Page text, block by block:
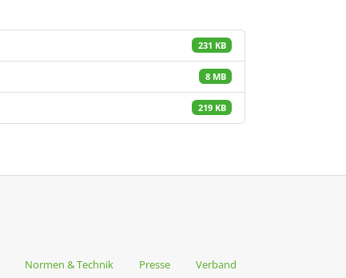
231 KB
8 MB
219 KB
Normen & Technik Presse Verband